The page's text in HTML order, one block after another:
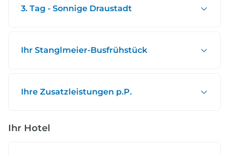
3. Tag - Sonnige Draustadt
Ihr Stanglmeier-Busfrühstück
Ihre Zusatzleistungen p.P.
Ihr Hotel